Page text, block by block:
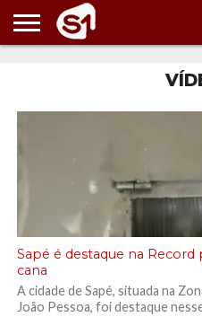
Sapé é destaque na
cana
A cidade de Sapé, situada na
João Pessoa, foi destaque